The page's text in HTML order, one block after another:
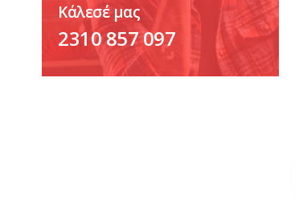
Κάλεσέ μας
2310 857 097